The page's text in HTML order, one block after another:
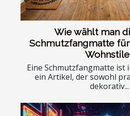
Wie wählt man
Schmutzfangmatte
Eine Schmutzfangmatte ist
ein Artikel, der sowohl
dekorativ...